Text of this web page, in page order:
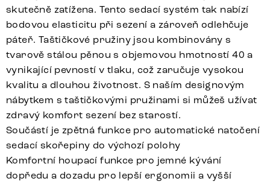
skutečně zatížena. Tento sedací systém tak nabízí
bodovou elasticitu při sezení a zároveň odlehčuje
páteř. Taštičkové pružiny jsou kombinovány s
tvarově stálou pěnou s objemovou hmotností 40 a
vynikající pevností v tlaku, což zaručuje vysokou
kvalitu a dlouhou životnost. S naším designovým
nábytkem s taštičkovými pružinami si můžeš užívat
zdravý komfort sezení bez starostí.
Součástí je zpětná funkce pro automatické natočení
sedací skořepiny do výchozí polohy
Komfortní houpací funkce pro jemné kývání
dopředu a dozadu pro lepší ergonomii a vyšší